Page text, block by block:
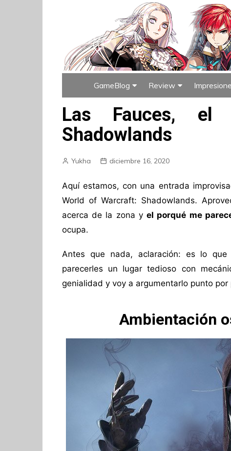
GameBlog
Índice de GameBlog
Review
Índice de Review
Las Fauces, el
Shadowlands
Yukha diciembre 16, 2020
Aquí estamos, con una entrada
World of Warcraft: Shadowlands.
acerca de la zona yel porqué me
ocupa.
Antes que nada, aclaración: es lo
parecerles un lugar tedioso con
genialidad y voy a argumentarlo punto por
Ambientación